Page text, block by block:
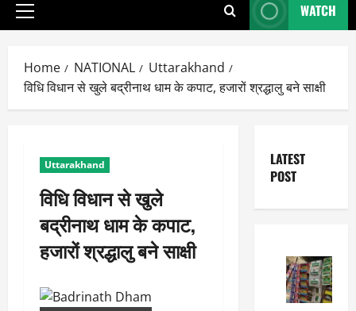
Primary
WATCH
Home NATIONAL
Uttarakhand
विधि विधान से खुले बद्रीनाथ धाम के कपाट, हजारों श्रद्धालु बने साक्षी
Uttarakhand
विधि विधान से खुले
बद्रीनाथ धाम के कपाट,
हजारों श्रद्धालु बने साक्षी
LATEST
POST